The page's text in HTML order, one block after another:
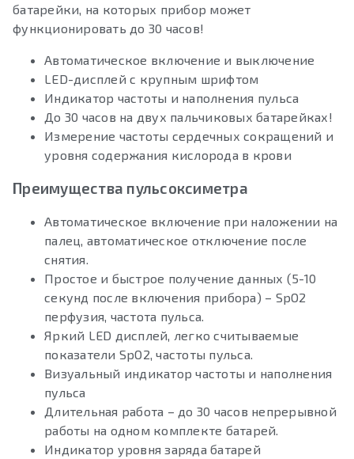
батарейки, на которых прибор может
функционировать до 30 часов!
Автоматическое включение и выключение
LED-дисплей с крупным шрифтом
Индикатор частоты и наполнения пульса
До 30 часов на двух пальчиковых батарейках!
Измерение частоты сердечных сокращений и
уровня содержания кислорода в крови
Преимущества пульсоксиметра
Автоматическое включение при наложении на
палец, автоматическое отключение после
снятия.
Простое и быстрое получение данных (5-10
секунд после включения прибора) – SpO2
перфузия, частота пульса.
Яркий LED дисплей, легко считываемые
показатели SpO2, частоты пульса.
Визуальный индикатор частоты и наполнения
пульса
Длительная работа – до 30 часов непрерывной
работы на одном комплекте батарей.
Индикатор уровня заряда батарей